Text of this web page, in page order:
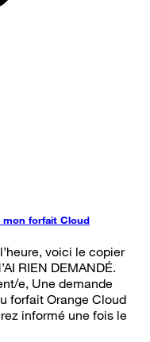
mon forfait Cloud
voici le copier
RIEN DEMANDÉ.
e, Une demande
forfait Orange Cloud
informé une fois le